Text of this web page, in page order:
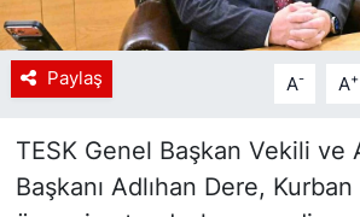
Paylaş A- A+
TESK Genel Başkan Vekili ve
Başkanı Adlıhan Dere, Kurban